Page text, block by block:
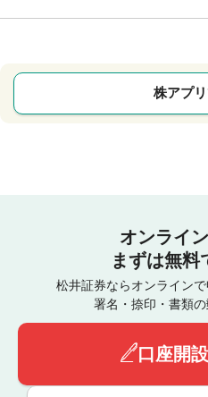
株アプ
オンライ
まずは無料
松井証券ならオンラインで
署名・捺印・書類の
口座開